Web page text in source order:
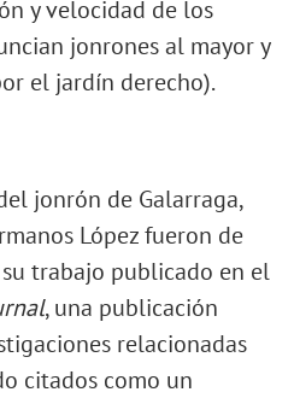
y velocidad de los
jonrones al mayor y
el jardín derecho).
jonrón de Galarraga,
López fueron de
trabajo publicado en el
, una publicación
relacionadas
citados como un